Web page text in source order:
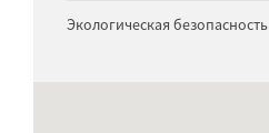
Экологическая безопасность